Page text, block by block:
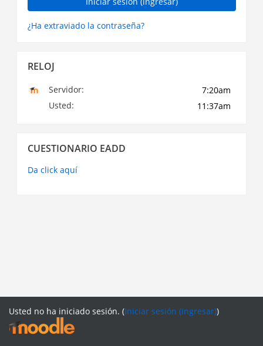
¿Ha extraviado la contraseña?
RelojRELOJ
Servidor:
Usted:
Cuestionario
CUESTIONARIO EADD
Da click aquí
Usted no ha iniciado sesión. (Iniciar sesión (ingresar))